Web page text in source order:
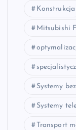
Konstrukcja
Mitsubishi
Systemy
Systemy
Transport